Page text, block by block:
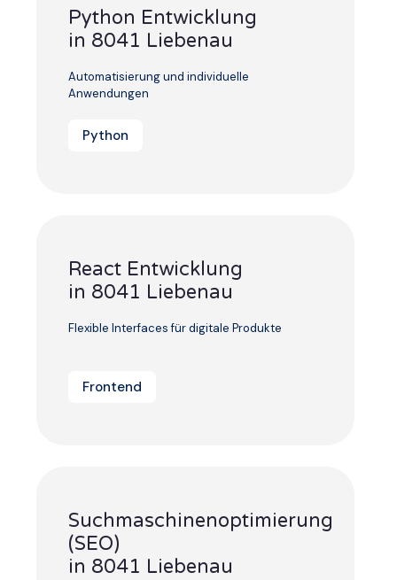
Python Entwicklung
in 8041 Liebenau
Automatisierung und individuelle
Anwendungen
Python
React Entwicklung
in 8041 Liebenau
Flexible Interfaces für digitale Produkte
Frontend
Suchmaschinenoptimierung
(SEO)
in 8041 Liebenau